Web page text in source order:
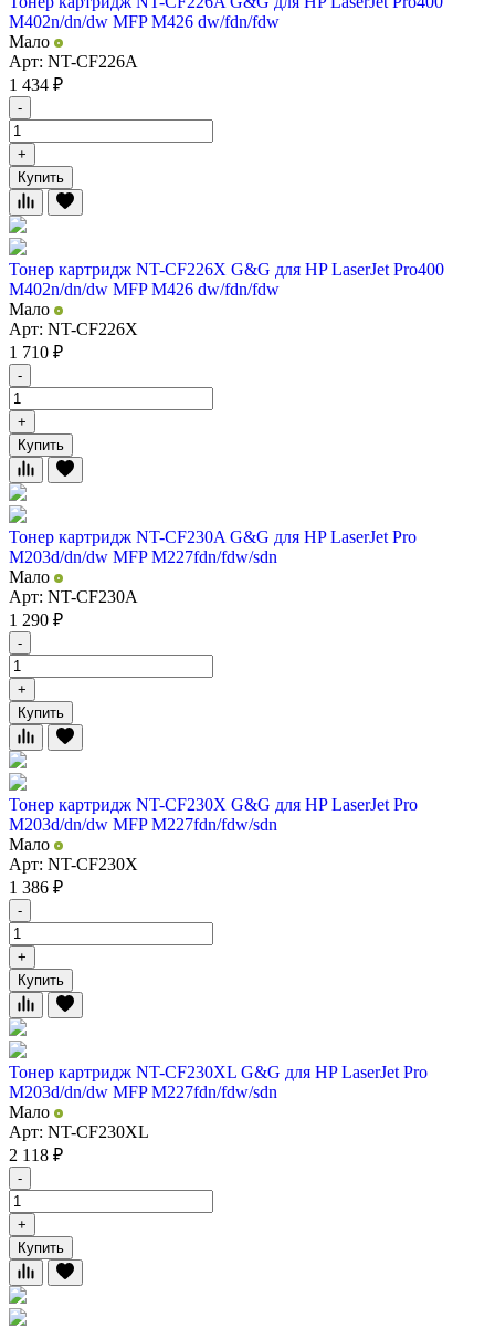
M402n/dn/dw MFP M426 dw/fdn/fdw
Мало
Арт: NT-CF226A
1 434 ₽
-
+
Купить
Тонер картридж NT-CF226X G&G для HP LaserJet Pro400
M402n/dn/dw MFP M426 dw/fdn/fdw
Мало
Арт: NT-CF226X
1 710 ₽
-
+
Купить
Тонер картридж NT-CF230A G&G для HP LaserJet Pro
M203d/dn/dw MFP M227fdn/fdw/sdn
Мало
Арт: NT-CF230A
1 290 ₽
-
+
Купить
Тонер картридж NT-CF230X G&G для HP LaserJet Pro
M203d/dn/dw MFP M227fdn/fdw/sdn
Мало
Арт: NT-CF230X
1 386 ₽
-
+
Купить
Тонер картридж NT-CF230XL G&G для HP LaserJet Pro
M203d/dn/dw MFP M227fdn/fdw/sdn
Мало
Арт: NT-CF230XL
2 118 ₽
-
+
Купить